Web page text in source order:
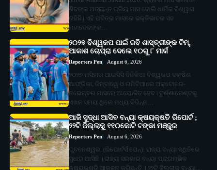
ଶିବଙ୍କ ଅତ୍ୟନ୍ତ ପ୍ରିୟ ମାସ ବୋଲି ଧାର୍ମିକ ବିଶ୍ୱାସ
ରହିଛି। ଏହି ପବିତ୍ର ମାସରେ ଭକ୍ତିଭାବର ସହ
ମହାଦେବଙ୍କ…
୨୦୨୭ ବିଶ୍ୱକପ ପାଇଁ ରବି ଶାସ୍ତ୍ରୀଙ୍କ ଟିମ୍,
ଆକାଶ ଚୋପ୍ରା ଦେଲେ ୧୦ରୁ ୮ ମାର୍କ
Reporters Pen August 6, 2026
୨୦୨୭ ମସିହାର ଆଇସିସି ଦିନିକିଆ ବିଶ୍ୱକପ ଦକ୍ଷିଣ
ଆଫ୍ରିକା, ଜିମ୍ବାୱେ ଓ ନାମିବିଆରେ ଅକ୍ଟୋବର-
ନଭେମ୍ବର ମାସରେ ଆୟୋଜିତ ହେବ। ଟୁର୍ଣ୍ଣାମେଣ୍ଟକୁ
ଏଖନ ସମୟ ଥିଲେ ମଧ୍ୟ ବିଭିନ୍ନ…
ଆଜି ସୁଦ୍ଧା ଆସିବ ବନ୍ୟା କ୍ଷୟକ୍ଷତି ରିପୋର୍ଟ ;
୨୨ଟି ଜିଲ୍ଲାକୁ ୧୧୦କୋଟି ଟଙ୍କା ମଞ୍ଜୁର
Reporters Pen August 6, 2026
ଭୁବନେଶ୍ୱର, (ରିପୋର୍ଟର୍ସ ପେନ୍‌): ରାଜ୍ୟ ବନ୍ୟା ସ୍ଥିତିରେ
ସୁଧାର ଆସିଛି । ରାଜ୍ୟ ସରକାର ବନ୍ୟା ପ୍ରାରମ୍ଭିକ
କ୍ଷୟକ୍ଷତି ଆକଳନ କରିଛନ୍ତି । ୨୨ଟି ଜିଲ୍ଲାକୁ ବନ୍ୟା…